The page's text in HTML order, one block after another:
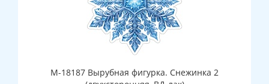
М-18187 Вырубная фигурка. Снежинка 2